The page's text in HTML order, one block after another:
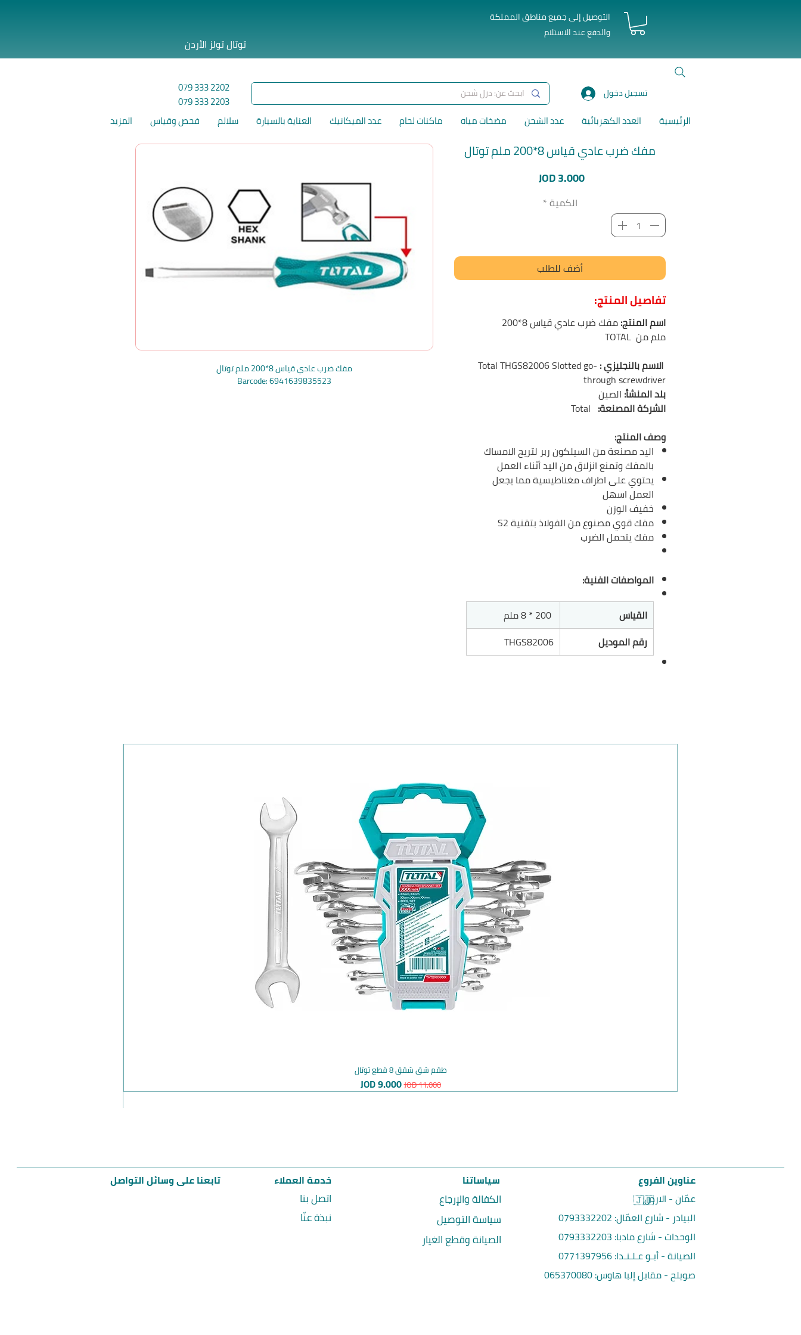
توتال تولز الأردن
التوصيل إلى جميع مناطق المملكة
والدفع عند الاستلام
079 333 2202
079 333 2203
تسجيل دخول
الرئيسية العدد الكهربائية عدد الشحن مضخات مياه ماكنات لحام عدد الميكانيك العناية بالسيارة سلالم فحص وقياس المزيد
مفك ضرب عادي قياس 8*200 ملم توتال
Barcode: 6941639835523
مفك ضرب عادي قياس 8*200 ملم توتال
JOD 3.000السعر
الكمية*
أضف للطلب
تفاصيل المنتج:
اسم المنتج:
مفك ضرب عادي قياس 8*200
ملم من TOTAL
الاسم بالنجليزي : Total THGS82006 Slotted go-
through screwdriver
بلد المنشأ: الصين
الشركة المصنعة:
وصف المنتج:
اليد مصنعة من السيلكون ربر لتريح الامساك
بالمفك وتمنع انزلاق من اليد أثناء العمل
يحتوي على اطراف مغناطيسية مما يجعل
العمل اسهل
خفيف الوزن
مفك قوي مصنوع من الفولاذ بتقنية S2
مفك يتحمل الضرب
المواصفات الفنية:
القياس
رقم الموديل
THGS82006
طقم شق شقق 8 قطع توتال
سعر عادي
JOD 11.000سعر البيع
JOD 9.000
تابعنا على وسائل التواصل خدمة العملاء
اتصل بنا
نبذة عنّا
سياساتنا
الكفالة والإرجاع
سياسة التوصيل
الصيانة وقطع الغيار
عناوين الفروع
🇯🇴عمّان - الاردن
البيادر - شارع العمّال: 0793332202
الوحدات - شارع مادبا: 0793332203
الصيانة - أبـو عـلـنـدا:0771397956
صويلح - مقابل إلبا هاوس:
065370080